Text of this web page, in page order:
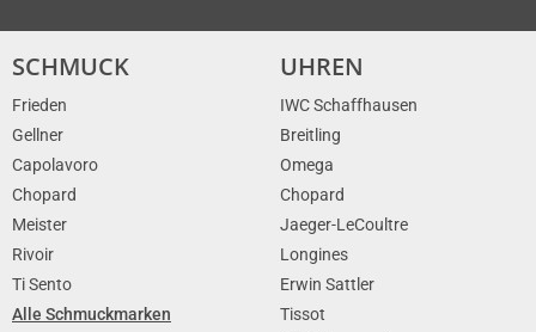
SCHMUCK
Frieden
Gellner
Capolavoro
Chopard
Meister
Rivoir
Ti Sento
Alle Schmuckmarken
UHREN
IWC Schaffhausen
Breitling
Omega
Chopard
Jaeger-LeCoultre
Longines
Erwin Sattler
Tissot